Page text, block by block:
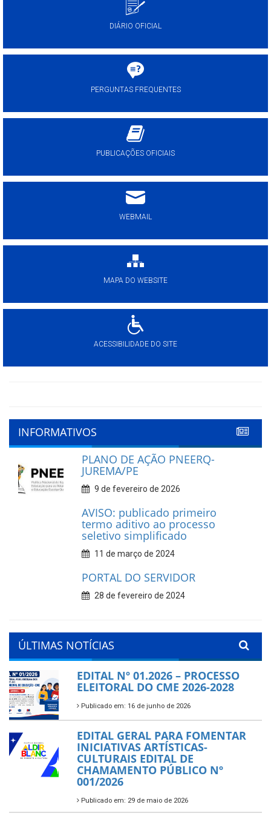
DIÁRIO OFICIAL
PERGUNTAS FREQUENTES
PUBLICAÇÕES OFICIAIS
WEBMAIL
MAPA DO WEBSITE
ACESSIBILIDADE DO SITE
INFORMATIVOS
PLANO DE AÇÃO PNEERQ-
JUREMA/PE
9 de fevereiro de 2026
AVISO: publicado primeiro
termo aditivo ao processo
seletivo simplificado
11 de março de 2024
PORTAL DO SERVIDOR
28 de fevereiro de 2024
ÚLTIMAS NOTÍCIAS
EDITAL Nº 01.2026 – PROCESSO
ELEITORAL DO CME 2026-2028
Publicado em: 16 de junho de 2026
EDITAL GERAL PARA FOMENTAR
INICIATIVAS ARTÍSTICAS-
CULTURAIS EDITAL DE
CHAMAMENTO PÚBLICO Nº
001/2026
Publicado em: 29 de maio de 2026